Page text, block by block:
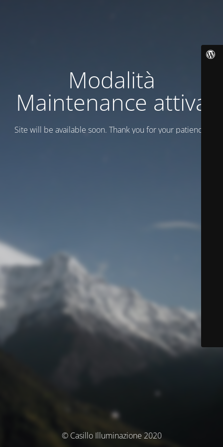
Modalità
Maintenance attiva
Site will be available soon. Thank you for your patience!
© Casillo Illuminazione 2020